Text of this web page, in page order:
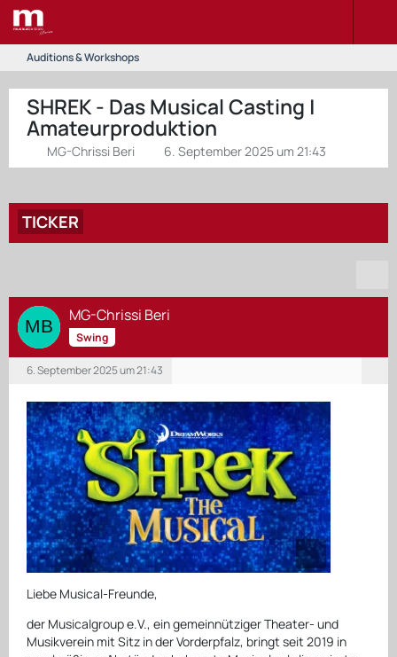
Auditions & Workshops
SHREK - Das Musical Casting |
Amateurproduktion
MG-Chrissi Beri 6. September 2025 um 21:43
TICKER
MG-Chrissi Beri
Swing
6. September 2025 um 21:43
Liebe Musical-Freunde,
der Musicalgroup e.V., ein gemeinnütziger Theater- und
Musikverein mit Sitz in der Vorderpfalz, bringt seit 2019 in